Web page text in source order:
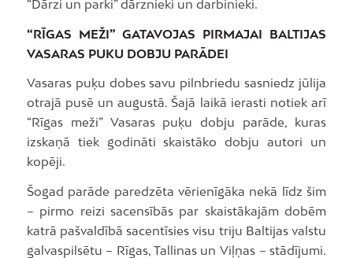
“Dārzi un parki” dārznieki un darbinieki.
“RĪGAS MEŽI” GATAVOJAS PIRMAJAI BALTIJAS
VASARAS PUKU DOBJU PARĀDEI
Vasaras puķu dobes savu pilnbriedu sasniedz jūlija
otrajā pusē un augustā. Šajā laikā ierasti notiek arī
“Rīgas meži” Vasaras puķu dobju parāde, kuras
izskaņā tiek godināti skaistāko dobju autori un
kopēji.
Šogad parāde paredzēta vērienīgāka nekā līdz šim
– pirmo reizi sacensībās par skaistākajām dobēm
katrā pašvaldībā sacentīsies visu triju Baltijas valstu
galvaspilsētu – Rīgas, Tallinas un Viļņas – stādījumi.